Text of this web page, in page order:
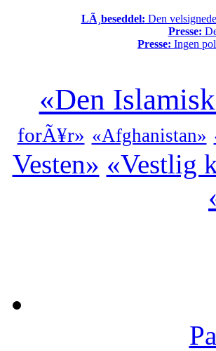
LÃ¸beseddel: Den
Presse:
Presse: Ingen
«Den
forÃ¥r» «Afghanistan»
Vesten» «Vestlig